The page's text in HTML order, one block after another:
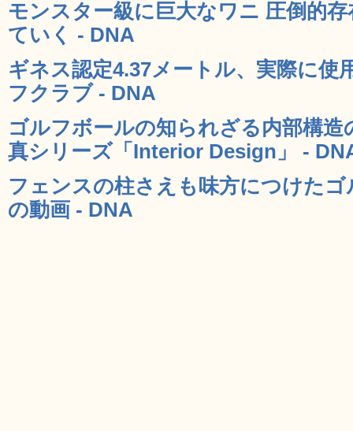
モンスター級に巨大なワニ 圧倒的
ていく - DNA
ギネス認定4.37メートル、実際に使
フクラブ - DNA
ゴルフボールの知られざる内部構
真シリーズ「Interior Design」 -
フェンスの柱さえも味方につけた
の動画 - DNA